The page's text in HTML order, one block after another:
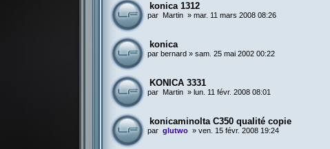
konica 1312
par Martin »mar. 11 mars 2008 08:26
konica
par bernard »sam. 25 mai 2002 00:22
KONICA 3331
par Martin » lun. 11 févr. 2008 08:01
konicaminolta C350 qualité copie
par glutwo »ven. 15 févr. 2008 19:24